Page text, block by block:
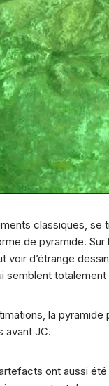
classiques, se
de pyramide. Sur
voir d’étrange
semblent totalement
la
avant JC.
ont aussi